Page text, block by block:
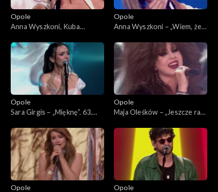
Opole
Anna Wyszkoni, Kuba
63. KFPP: Koncert „Debiuty”
Opole
Anna Wyszkoni – „Wiem, że
Koncert „Debiuty”
Opole
Sara Girgis – „Mięknę”. 63.
Opole
Maja Oleśków – „Jeszcze raz”.
Opole
Opole